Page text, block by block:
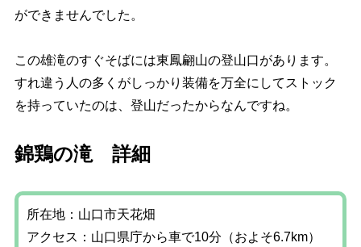
ができませんでした。
この雄滝のすぐそばには東鳳翩山の登山口があります。
すれ違う人の多くがしっかり装備を万全にしてストック
を持っていたのは、登山だったからなんですね。
錦鶏の滝 詳細
所在地：山口市天花畑
アクセス：山口県庁から車で10分（およそ6.7km）